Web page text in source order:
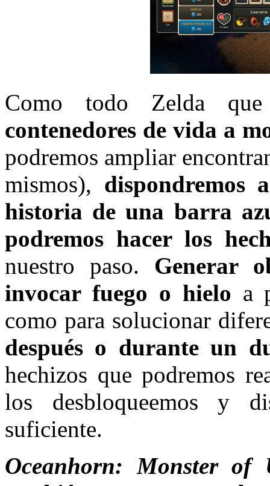
Como todo Zelda
contenedores de vida a
podremos ampliar
mismos),
historia de una barra
podremos hacer los
nuestro paso. Generar
invocar fuego o hielo a
como para solucionar
después o durante un
hechizos que podremos
los desbloqueemos y
suficiente.
Oceanhorn: Monster of